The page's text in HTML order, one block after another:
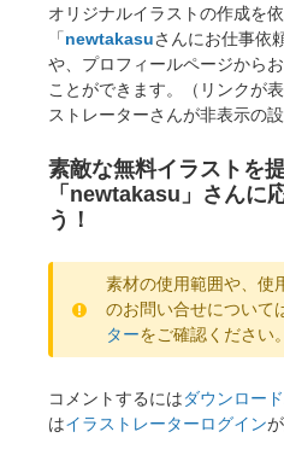
オリジナルイラストの作成を
「newtakasuさんにお仕事依
や、プロフィールページから
ことができます。（リンクが
ストレーターさんが非表示の設
素敵な無料イラストを
「newtakasu」さんに
う！
素材の使用範囲や、使
のお問い合せについて
ターをご確認ください。
コメントするにはダウンロー
はイラストレーターログイン